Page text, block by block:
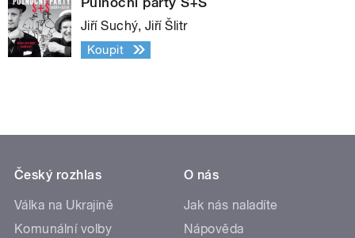
Jiří Suchý, Jiří Šlitr
Koupit
Český rozhlas
Válka na Ukrajině
Komunální volby
O nás
Jak nás naladíte
Nápověda